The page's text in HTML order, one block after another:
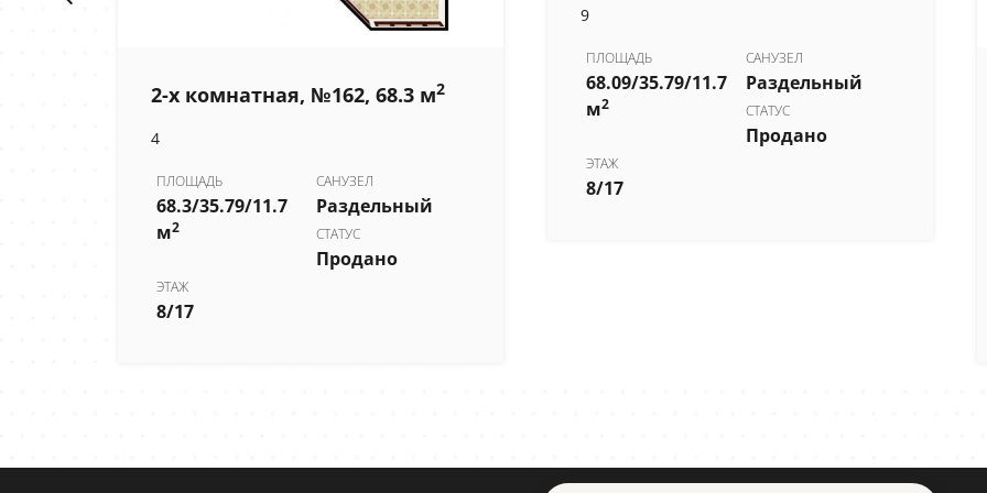
2-х комнатная, №162, 68.3 м2
4
ПЛОЩАДЬ
68.3/35.79/11.7
м2
САНУЗЕЛ
Раздельный
СТАТУС
Продано
ЭТАЖ
8/17
9
ПЛОЩАДЬ
68.09/35.79/11.7
м2
САНУЗЕЛ
Раздельный
СТАТУС
Продано
ЭТАЖ
8/17